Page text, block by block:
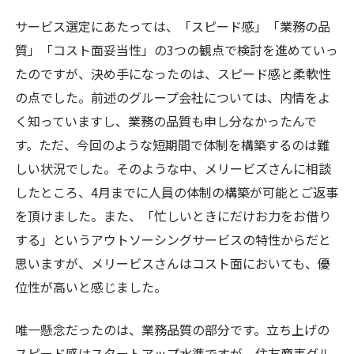
サービス選定にあたっては、「スピード感」「業務の品
質」「コスト面妥当性」の3つの観点で検討を進めていっ
たのですが、決め手になったのは、スピード感と柔軟性
の点でした。前述のグループ会社については、内情をよ
く知っていますし、業務の品質も申し分なかったんで
す。ただ、今回のような短期間で体制を構築するのは難
しい状況でした。そのような中、メリービズさんに相談
したところ、4月までに人員の体制の構築が可能とご返事
を頂けました。また、「忙しいときにだけお力をお借り
する」というアウトソーシングサービスの特性からだと
思いますが、メリービスさんはコスト面においても、優
位性が高いと感じました。
唯一懸念だったのは、業務品質の部分です。立ち上げの